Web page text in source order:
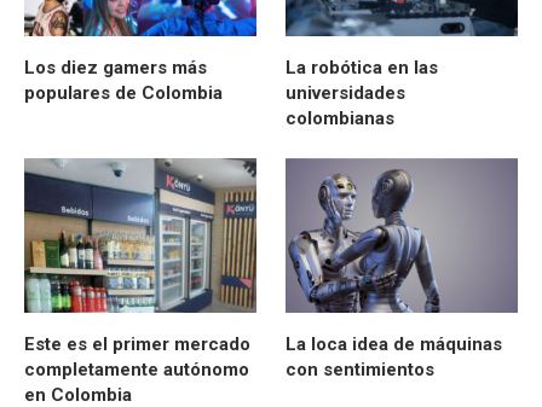
Los diez gamers más
populares de Colombia
La robótica en las
universidades
colombianas
Este es el primer mercado
completamente autónomo
en Colombia
La loca idea de máquinas
con sentimientos